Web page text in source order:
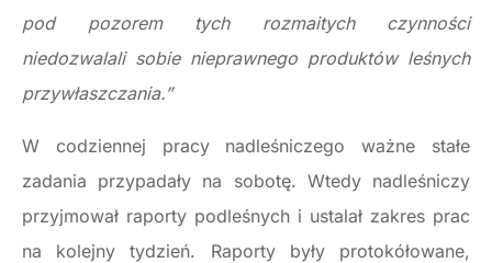
pod pozorem tych rozmaitych czynności
niedozwalali sobie nieprawnego produktów leśnych
przywłaszczania.”
W codziennej pracy nadleśniczego ważne stałe
zadania przypadały na sobotę. Wtedy nadleśniczy
przyjmował raporty podleśnych i ustalał zakres prac
na kolejny tydzień. Raporty były protokółowane,